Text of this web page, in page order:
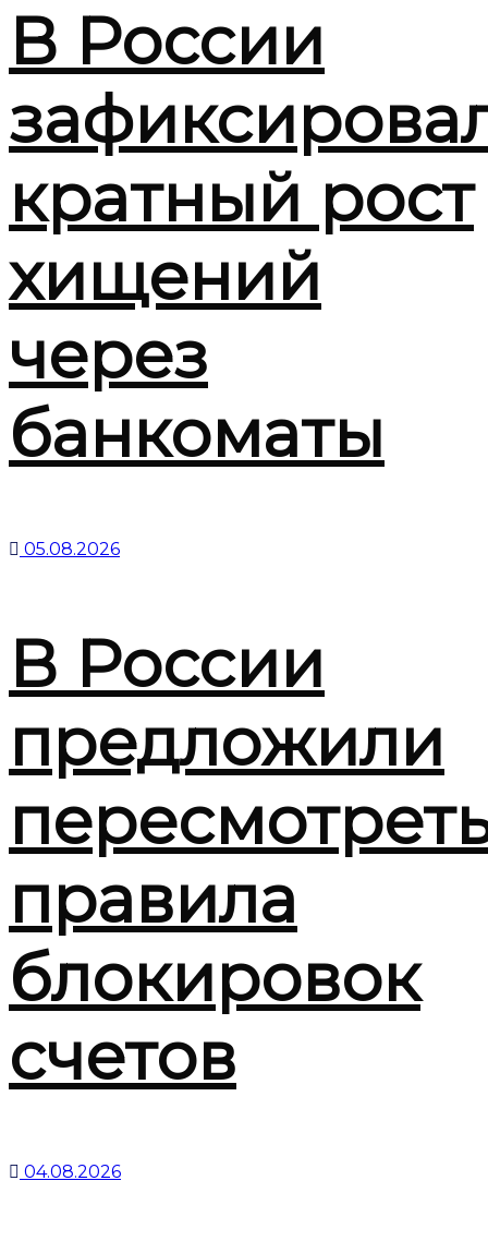
В России
кратный рост
хищений
через
банкоматы
05.08.2026
В России
предложили
правила
блокировок
счетов
04.08.2026